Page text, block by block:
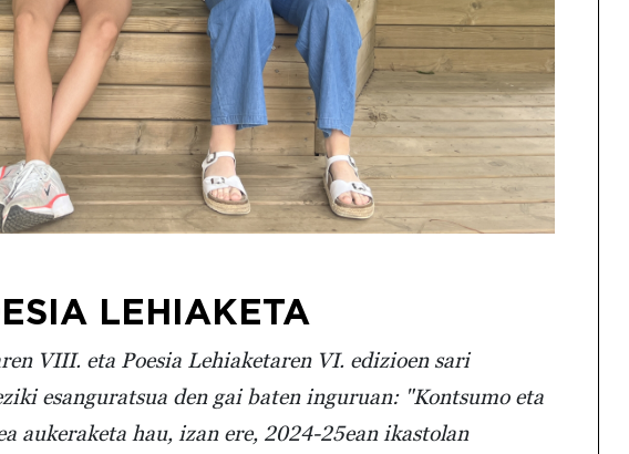
LEHIAKETA
VIII. eta Poesia Lehiaketaren VI. edizioen sari
esanguratsua den gai baten inguruan: "Kontsumo eta
aukeraketa hau, izan ere, 2024-25ean ikastolan